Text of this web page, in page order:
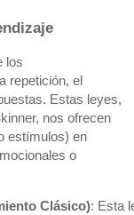
los
repetición, el
Estas leyes,
nos ofrecen
estímulos) en
o
Clásico): Esta